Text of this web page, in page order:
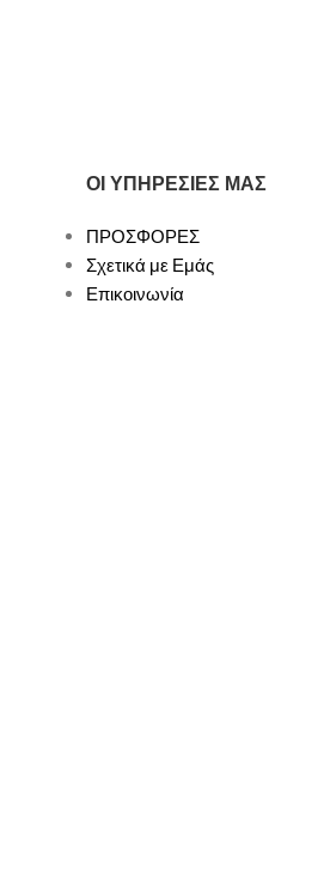
ΟΙ ΥΠΗΡΕΣΙΕΣ ΜΑΣ
ΠΡΟΣΦΟΡΕΣ
Σχετικά με Εμάς
Επικοινωνία